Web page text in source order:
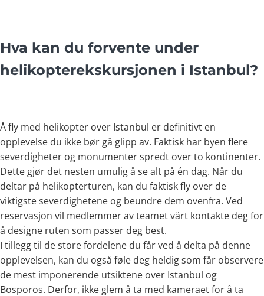
Hva kan du forvente under
helikopterekskursjonen i Istanbul?
Å fly med helikopter over Istanbul er definitivt en
opplevelse du ikke bør gå glipp av. Faktisk har byen flere
severdigheter og monumenter spredt over to kontinenter.
Dette gjør det nesten umulig å se alt på én dag. Når du
deltar på helikopterturen, kan du faktisk fly over de
viktigste severdighetene og beundre dem ovenfra. Ved
reservasjon vil medlemmer av teamet vårt kontakte deg for
å designe ruten som passer deg best.
I tillegg til de store fordelene du får ved å delta på denne
opplevelsen, kan du også føle deg heldig som får observere
de mest imponerende utsiktene over Istanbul og
Bosporos. Derfor, ikke glem å ta med kameraet for å ta